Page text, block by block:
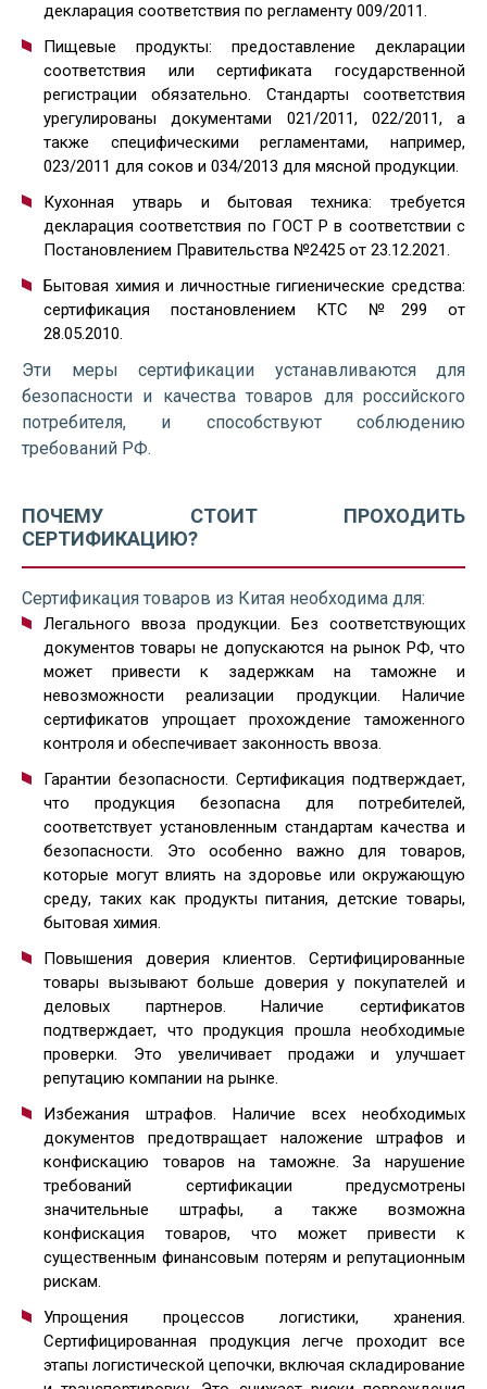
декларация соответствия по регламенту 009/2011.
Пищевые продукты: предоставление декларации
соответствия или сертификата государственной
регистрации обязательно. Стандарты соответствия
урегулированы документами 021/2011, 022/2011, а
также специфическими регламентами, например,
023/2011 для соков и 034/2013 для мясной продукции.
Кухонная утварь и бытовая техника: требуется
декларация соответствия по ГОСТ Р в соответствии с
Постановлением Правительства №2425 от 23.12.2021.
Бытовая химия и личностные гигиенические средства:
сертификация постановлением КТС №299 от
28.05.2010.
Эти меры сертификации устанавливаются для
безопасности и качества товаров для российского
потребителя, и способствуют соблюдению
требований РФ.
ПОЧЕМУ СТОИТ ПРОХОДИТЬ
СЕРТИФИКАЦИЮ?
Сертификация товаров из Китая необходима для:
Легального ввоза продукции. Без соответствующих
документов товары не допускаются на рынок РФ, что
может привести к задержкам на таможне и
невозможности реализации продукции. Наличие
сертификатов упрощает прохождение таможенного
контроля и обеспечивает законность ввоза.
Гарантии безопасности. Сертификация подтверждает,
что продукция безопасна для потребителей,
соответствует установленным стандартам качества и
безопасности. Это особенно важно для товаров,
которые могут влиять на здоровье или окружающую
среду, таких как продукты питания, детские товары,
бытовая химия.
Повышения доверия клиентов. Сертифицированные
товары вызывают больше доверия у покупателей и
деловых партнеров. Наличие сертификатов
подтверждает, что продукция прошла необходимые
проверки. Это увеличивает продажи и улучшает
репутацию компании на рынке.
Избежания штрафов. Наличие всех необходимых
документов предотвращает наложение штрафов и
конфискацию товаров на таможне. За нарушение
требований сертификации предусмотрены
значительные штрафы, а также возможна
конфискация товаров, что может привести к
существенным финансовым потерям и репутационным
рискам.
Упрощения процессов логистики, хранения.
Сертифицированная продукция легче проходит все
этапы логистической цепочки, включая складирование